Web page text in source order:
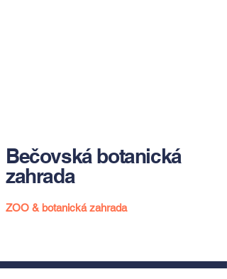
Bečovská botanická
zahrada
ZOO & botanická zahrada